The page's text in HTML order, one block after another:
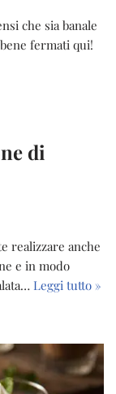
che sia banale
fermati qui!
di
realizzare anche
e in modo
Leggi tutto »